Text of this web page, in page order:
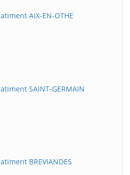
AIX-EN-OTHE
SAINT-GERMAIN
BREVIANDES